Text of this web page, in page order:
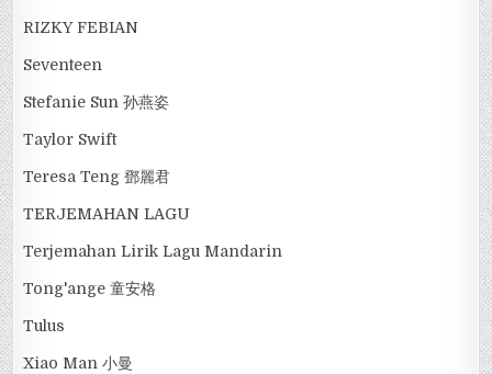
RIZKY FEBIAN
Seventeen
Stefanie Sun 孙燕姿
Taylor Swift
Teresa Teng 鄧麗君
TERJEMAHAN LAGU
Terjemahan Lirik Lagu Mandarin
Tong'ange 童安格
Tulus
Xiao Man 小曼